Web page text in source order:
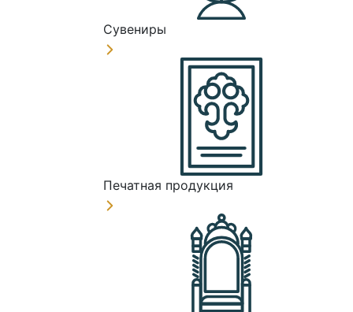
Сувениры
Печатная продукция